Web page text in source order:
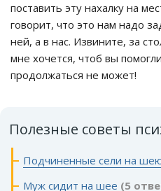
поставить эту нахалку на
говорит, что это нам надо
ней, а в нас. Извините, за
мне хочется, чтоб вы
продолжаться не может!
Полезные советы
Подчиненные сели на
Муж сидит на шее (5